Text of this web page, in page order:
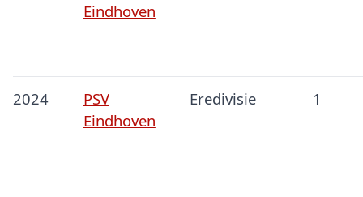
Eindhoven
2024
PSV
Eindhoven
Eredivisie 1